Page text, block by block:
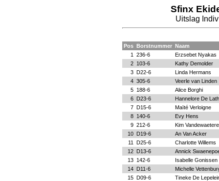
Sfinx
Uitslag
Pos Borstnummer Naam
1
236-6
Erzsebet Nyakas
2
103-6
Kathy Demolder
3 D22-6
Linda Hermans
4 305-6
Veerle van Linden
5
188-6
Alice Borghi
6
D23-6
Hannelore De
7 D15-6
Maïté Verloigne
8
140-6
Evy Hens
9 212-6
Kim Vandewaetere
10
D19-6
An Van Acker
11
D25-6
Charlotte Willems
12
D13-6
Annick
13
142-6
Isabelle Gonissen
14
D11-6
Michelle
15 D09-6
Tineke De